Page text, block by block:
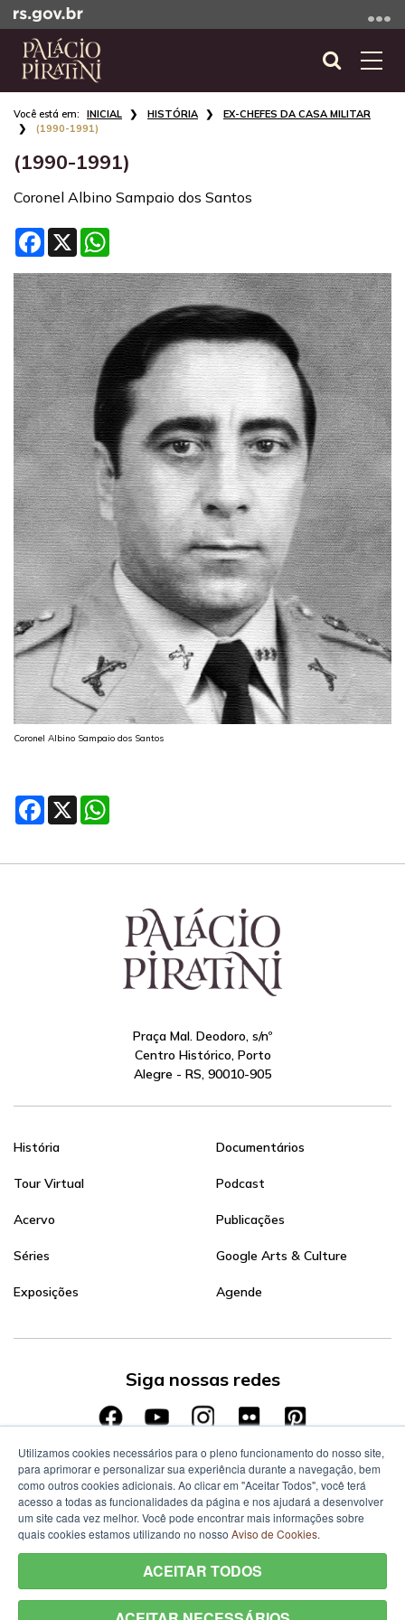
para
conteúdo
Ir
para
menu
para
busca
Abrir
INICIAL HISTÓRIA
EX-CHEFES DA CASA MILITAR
(1990-1991)
(1990-1991)
Coronel Albino Sampaio dos Santos
Facebook
X
Coronel Albino Sampaio dos Santos
Facebook
X
Praça Mal. Deodoro, s/nº
Centro Histórico, Porto
Alegre - RS, 90010-905
História
Tour Virtual
Acervo
Séries
Exposições
Documentários
Podcast
Publicações
Google Arts & Culture
Agende
Siga nossas redes
Utilizamos cookies necessários para o pleno funcionamento do nosso site,
para aprimorar e personalizar sua experiência durante a navegação, bem
como outros cookies adicionais. Ao clicar em "Aceitar Todos", você terá
acesso a todas as funcionalidades da página e nos ajudará a desenvolver
um site cada vez melhor. Você pode encontrar mais informações sobre
quais cookies estamos utilizando no nosso Aviso de Cookies.
ACEITAR TODOS